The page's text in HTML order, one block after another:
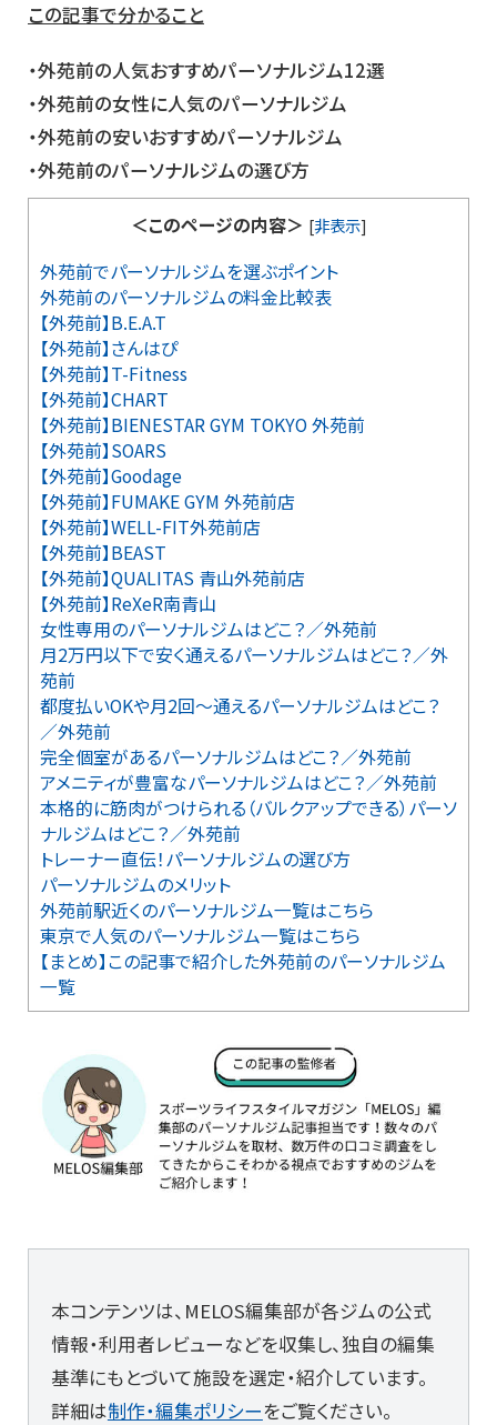
この記事で分かること
・外苑前の人気おすすめパーソナルジム12選
・外苑前の女性に人気のパーソナルジム
・外苑前の安いおすすめパーソナルジム
・外苑前のパーソナルジムの選び方
＜このページの内容＞ [非表示]
外苑前でパーソナルジムを選ぶポイント
外苑前のパーソナルジムの料金比較表
【外苑前】B.E.A.T
【外苑前】さんはぴ
【外苑前】T-Fitness
【外苑前】CHART
【外苑前】BIENESTAR GYM TOKYO 外苑前
【外苑前】SOARS
【外苑前】Goodage
【外苑前】FUMAKE GYM 外苑前店
【外苑前】WELL-FIT外苑前店
【外苑前】BEAST
【外苑前】QUALITAS 青山外苑前店
【外苑前】ReXeR南青山
女性専用のパーソナルジムはどこ？／外苑前
月2万円以下で安く通えるパーソナルジムはどこ？／外
苑前
都度払いOKや月2回～通えるパーソナルジムはどこ？
／外苑前
完全個室があるパーソナルジムはどこ？／外苑前
アメニティが豊富なパーソナルジムはどこ？／外苑前
本格的に筋肉がつけられる（バルクアップできる）パーソ
ナルジムはどこ？／外苑前
トレーナー直伝！パーソナルジムの選び方
パーソナルジムのメリット
外苑前駅近くのパーソナルジム一覧はこちら
東京で人気のパーソナルジム一覧はこちら
【まとめ】この記事で紹介した外苑前のパーソナルジム
一覧
本コンテンツは、MELOS編集部が各ジムの公式
情報・利用者レビューなどを収集し、独自の編集
基準にもとづいて施設を選定・紹介しています。
詳細は制作・編集ポリシーをご覧ください。